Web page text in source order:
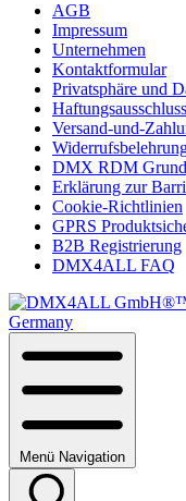
AGB
Impressum
Unternehmen
Kontaktformular
Privatsphäre und
Haftungsausschluss
Versand-und-
DMX RDM
Erklärung zur
Cookie-Richtlinien
GPRS
B2B Registrierung
DMX4ALL FAQ
Menü Navigation